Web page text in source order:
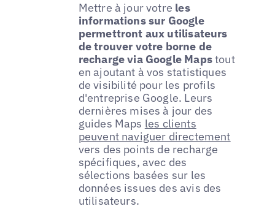
Mettre à jour votre les
informations sur Google
permettront aux utilisateurs
de trouver votre borne de
recharge via Google Mapstout
en ajoutant à vos statistiques
de visibilité pour les profils
d'entreprise Google. Leurs
dernières mises à jour des
guides Maps les clients
peuvent naviguer directement
vers des points de recharge
spécifiques, avec des
sélections basées sur les
données issues des avis des
utilisateurs.